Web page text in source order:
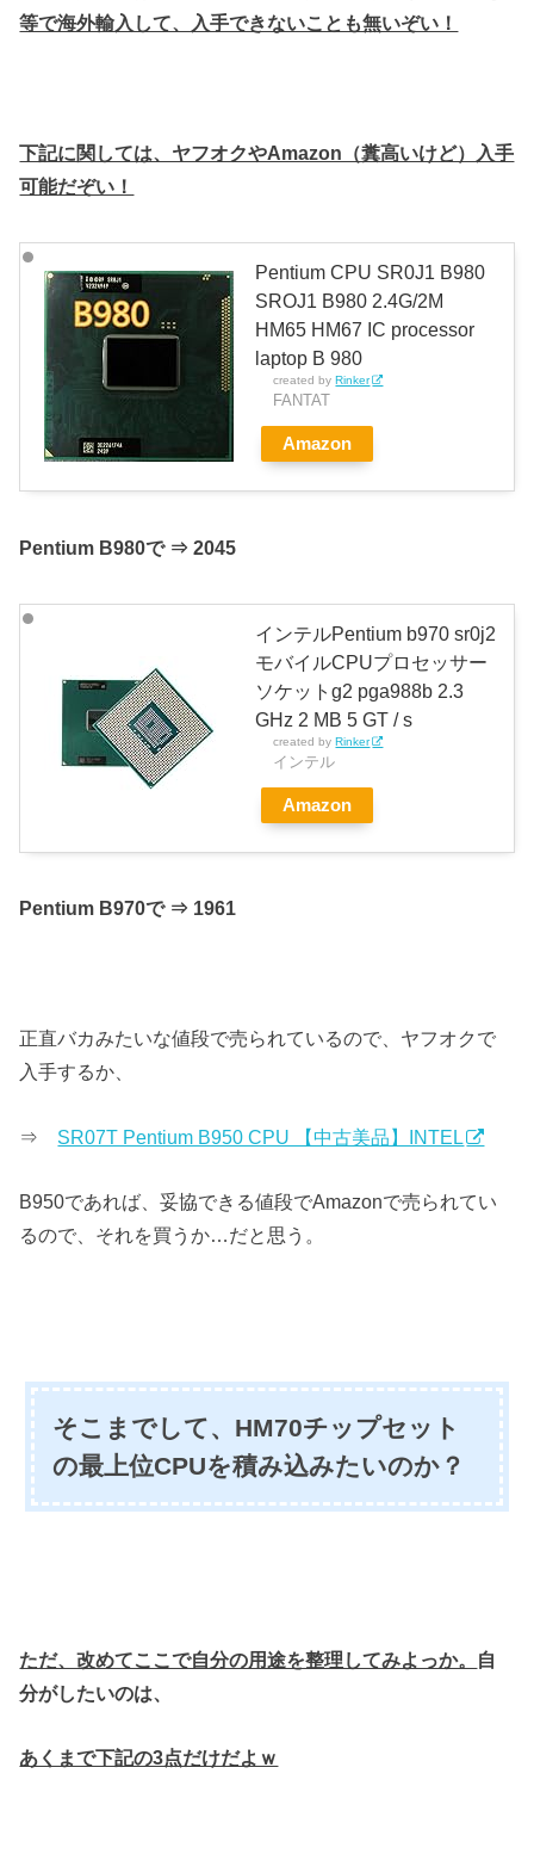
等で海外輸入して、入手できないことも無いぞい！
下記に関しては、ヤフオクやAmazon（糞高いけど）入手
可能だぞい！
Pentium CPU SR0J1 B980
SROJ1 B980 2.4G/2M
HM65 HM67 IC processor
laptop B 980
created byRinker
FANTAT
Amazon
Pentium B980で ⇒ 2045
インテルPentium b970 sr0j2
モバイルCPUプロセッサー
ソケットg2 pga988b 2.3
GHz 2 MB 5 GT / s
created byRinker
インテル
Amazon
Pentium B970で ⇒ 1961
正直バカみたいな値段で売られているので、ヤフオクで
入手するか、
⇒ SR07T Pentium B950 CPU 【中古美品】INTEL
B950であれば、妥協できる値段でAmazonで売られてい
るので、それを買うか…だと思う。
そこまでして、HM70チップセット
の最上位CPUを積み込みたいのか？
ただ、改めてここで自分の用途を整理してみよっか。 自
分がしたいのは、
あくまで下記の3点だけだよｗ